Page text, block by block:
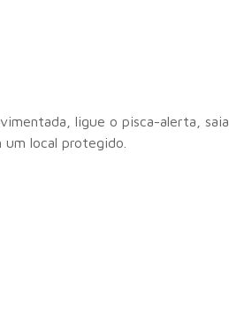
ligue o pisca-alerta, saia
local protegido.